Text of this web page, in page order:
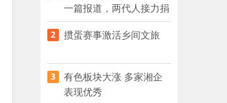
一篇报道，两代人接力捐
资助学
2 掼蛋赛事激活乡间文旅
3
有色板块大涨 多家湘企
表现优秀